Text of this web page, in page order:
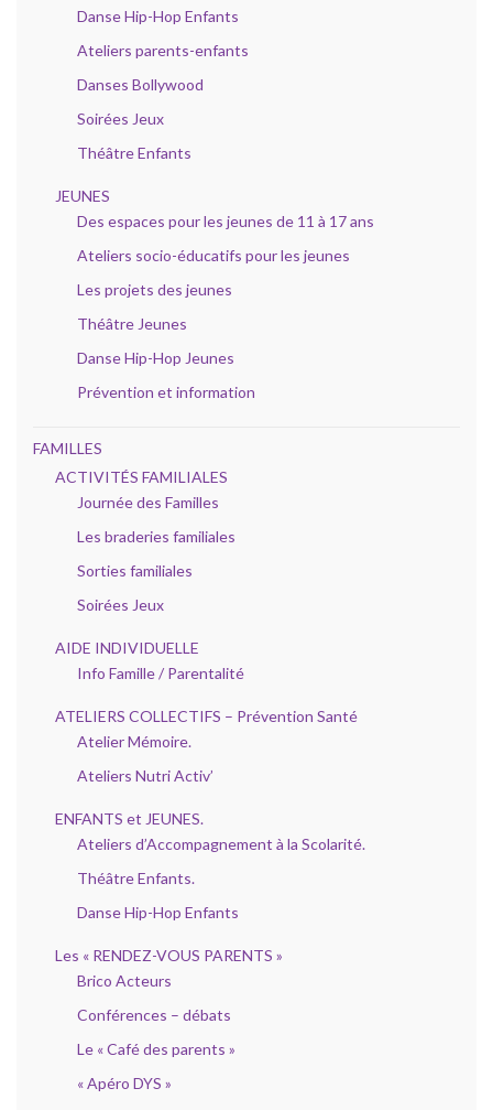
Danse Hip-Hop Enfants
Ateliers parents-enfants
Danses Bollywood
Soirées Jeux
Théâtre Enfants
JEUNES
Des espaces pour les jeunes de 11 à 17 ans
Ateliers socio-éducatifs pour les jeunes
Les projets des jeunes
Théâtre Jeunes
Danse Hip-Hop Jeunes
Prévention et information
FAMILLES
ACTIVITÉS FAMILIALES
Journée des Familles
Les braderies familiales
Sorties familiales
Soirées Jeux
AIDE INDIVIDUELLE
Info Famille / Parentalité
ATELIERS COLLECTIFS – Prévention Santé
Atelier Mémoire.
Ateliers Nutri Activ’
ENFANTS et JEUNES.
Ateliers d’Accompagnement à la Scolarité.
Théâtre Enfants.
Danse Hip-Hop Enfants
Les « RENDEZ-VOUS PARENTS »
Brico Acteurs
Conférences – débats
Le « Café des parents »
« Apéro DYS »